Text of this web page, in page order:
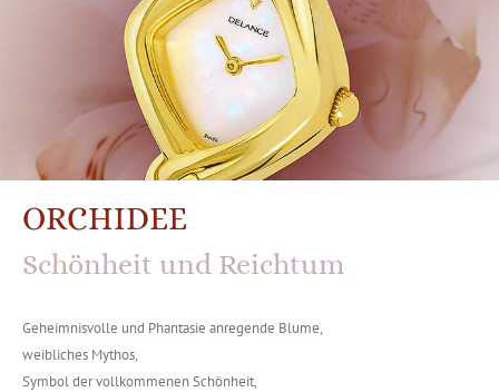
ORCHIDEE
Schönheit und Reichtum
Geheimnisvolle und Phantasie anregende Blume,
weibliches Mythos,
Symbol der vollkommenen Schönheit,